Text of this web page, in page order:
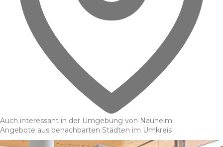
Auch interessant in der Umgebung von Nauheim
Angebote aus benachbarten Städten im Umkreis